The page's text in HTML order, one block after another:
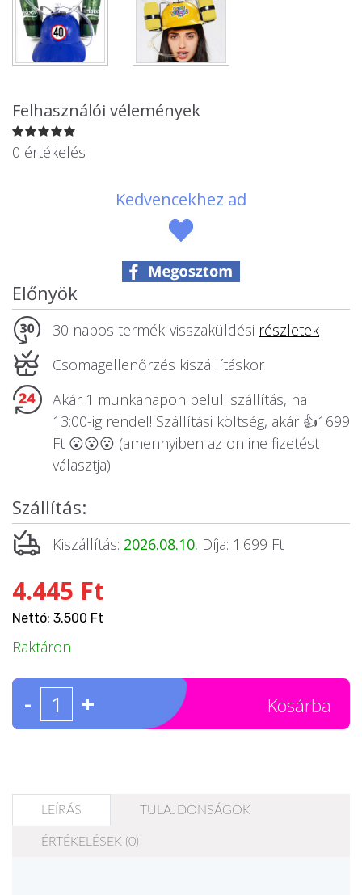
Vicces ajándékok
Foglalkozás szerint
Állatos ajándéktárgyak
Felhasználói vélemények
0 értékelés
Kedvencekhez ad
Előnyök
30 napos termék-visszaküldési részletek
Csomagellenőrzés kiszállításkor
Akár 1 munkanapon belüli szállítás, ha
13:00-ig rendel! Szállítási költség, akár 👍1699
Ft 😮😮😮 (amennyiben az online fizetést
választja)
Szállítás:
Kiszállítás: 2026.08.10. Díja: 1.699 Ft
4.445 Ft
Nettó: 3.500 Ft
Raktáron
- + Kosárba
LEÍRÁS TULAJDONSÁGOK
ÉRTÉKELÉSEK (0)